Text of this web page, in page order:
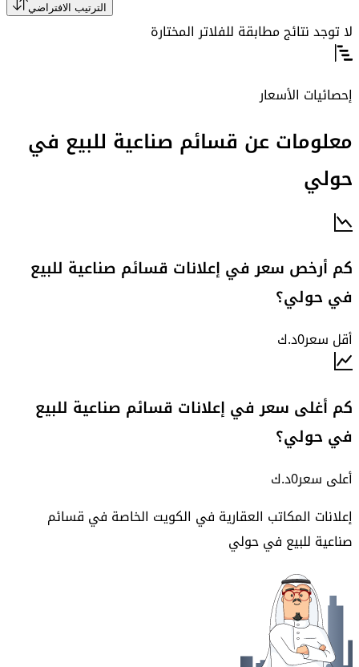
الترتيب الافتراضي
لا توجد نتائج مطابقة للفلاتر المختارة
إحصائيات الأسعار
معلومات عن قسائم صناعية للبيع في
حولي
كم أرخص سعر في إعلانات قسائم صناعية للبيع
في حولي؟
أقل سعر0د.ك
كم أغلى سعر في إعلانات قسائم صناعية للبيع
في حولي؟
أعلى سعر0د.ك
إعلانات المكاتب العقارية في الكويت الخاصة في قسائم
صناعية للبيع في حولي